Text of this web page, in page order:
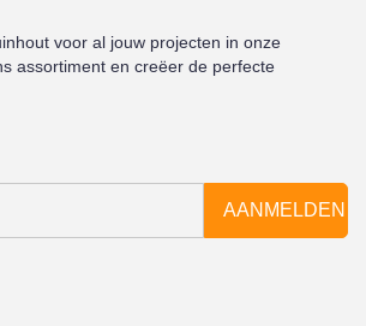
voor al jouw projecten in onze
assortiment en creëer de perfecte
AANMELDEN